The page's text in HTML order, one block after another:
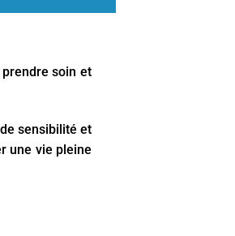
soin et
sensibilité et
une vie pleine